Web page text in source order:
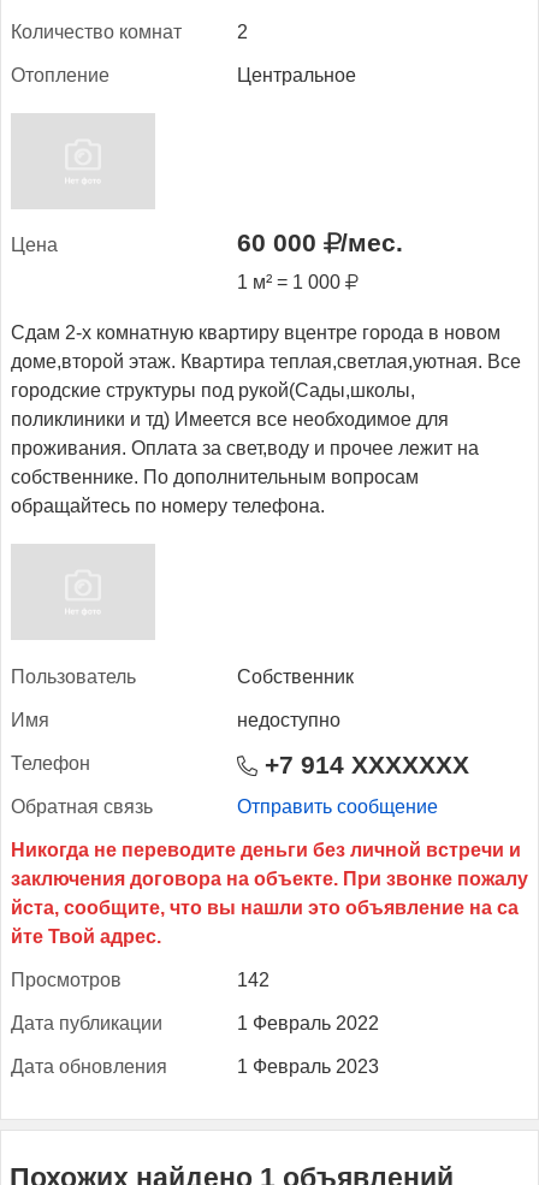
Ко­личес­тво ком­нат 2
Отоп­ле­ние Центральное
Це­на 60 000 /мес.
1 м² = 1 000
Сдам 2-х комнатную квартиру вцентре города в новом
доме,второй этаж. Квартира теплая,светлая,уютная. Все
городские структуры под рукой(Сады,школы,
поликлиники и тд) Имеется все необходимое для
проживания. Оплата за свет,воду и прочее лежит на
собственнике. По дополнительным вопросам
обращайтесь по номеру телефона.
Поль­зо­ватель Собственник
Имя недоступно
Те­лефон +7 914 XXXXXXX
Об­ратная связь Отправить сообщение
Прос­мотров 142
Да­та пуб­ли­кации 1 Февраль 2022
Да­та об­новле­ния 1 Февраль 2023
Похожих найдено 1 объявлений